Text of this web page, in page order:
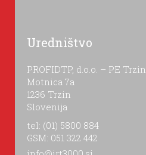
Uredništvo
PROFIDTP, d.o.o. – PE Trzin
Motnica 7a
1236 Trzin
Slovenija
tel: (01) 5800 884
GSM: 051 322 442